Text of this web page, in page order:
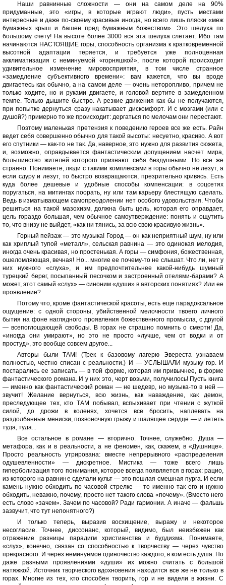
Наши равнинные сложности — они на самом деле на 90%
придуманные, это «игры, в которые играют люди», пусть местами
интересные и даже по-своему красивые иногда, но всего лишь пляски «меж
бумажных крыш и башен пред бумажным божеством». Это шелуха по
большому счету! На высоте более 3000 вся эта шелуха слетает. Ибо там
начинаются НАСТОЯЩИЕ горы, способность организма к кратковременной
высотной адаптации теряется, и требуется уже полноценная
акклиматизация с неминуемой «горняшкой», после которой происходит
удивительное изменение мировосприятия, в том числе странное
«замедление субъективного времени»: вам кажется, что вы вроде
двигаетесь как обычно, а на самом деле — очень неторопливо, причем не
только ходите, но и руками двигаете, и головой вертите в замедленном
темпе. Только дышите быстро. А резкие движения как бы не получаются,
при попытке дернуться сразу накатывает дискомфорт. И с мозгами (или с
душой?) примерно то же происходит: дергаться по мелочам они перестают.
Поэтому маленькая претензия к поведению героев все же есть. Райн
ведет себя совершенно обычно для такой высоты: несуетно, красиво. А вот
его спутники — как-то не так. Да, наверное, это нужно для развития сюжета,
и, возможно, оправдывается фантастическим допущением насчет мира,
большинство жителей которого признают себя бездушными. Но все же
странно. Понимаете, люди с такими комплексами в горы обычно не лезут, а
если сдуру и лезут, то быстро возвращаются, презрительно кривясь. Есть
куда более дешевые и удобные способы компенсации: в соцсетях
поругаться, на митингах поорать, ну или там карьеру блестящую сделать.
Ведь в изматывающем самопреодолении нет особого удовольствия. Чтобы
решиться на такой мазохизм, должна быть цель, которая его оправдает,
цель гораздо большая, чем обычное самоутверждение: понять и ощутить
то, что внизу не выйдет, «как ни тянись, за всю свою красивую жизнь».
Горный пейзаж — это музыка! Город — он как неприятный шум, ну или
как хриплый тупой «металл», сельская равнина — это одинокая мелодия,
иногда очень красивая, но простенькая. А горы — симфония, божественная,
ошеломляющая, вечная! Но... многие ее почему-то не слышат. Что ли, нет у
них нужного «слуха», и им предпочтительнее какой-нибудь шумный
турецкий берег, посыпанный песочком и застроенный отелями-барами? А
может, этот самый «слух» — синоним «души» в авторских понятиях? Или ее
проявление?
Потому что, кроме фантастической красоты, есть еще парадоксальное
ощущение: с одной стороны, убийственной мелочности твоего личного
бытия на фоне наглядного проявления божественного промысла, с другой
— всепоглощающей свободы. В горах не страшно помнить о смерти! Да,
«иногда они умирают», но это не просто «лучше, чем от водки и от
простуд», это вообще совсем другое...
Авторы были ТАМ! (Трек к базовому лагерю Эвереста узнаваем
полностью, честно списан с реальности.) И — УСЛЫШАЛИ музыку гор. И
постарались ее записать — в той форме, которая им привычнее, в форме
фантастического романа. И у них это, черт возьми, получилось! Пусть книга
— именно как фантастический роман — не шедевр, но музыка-то в ней —
звучит! Желание вернуться, всю жизнь, как наваждение, как демон,
преследующее тех, кто ТАМ побывал, вспыхивает при чтении с жуткой
силой, до дрожи в коленях, хочется все бросить, наплевать на
раздолбанные мениски, позвоночную грыжу и шалящее сердце — и лететь
туда, туда...
Все остальное в романе — вторично. Точнее, служебно. Душа —
метафора, как и в реальности, а не феномен, как, скажем, в «Душнице».
Просто реальность утрирована: вместе непрерывного «распределения
одушевленности» — дискретное. Мистика — тоже всего лишь
гиперболизация того понимания, которое всегда появляется в горах: рацио,
из которого на равнине сделали культ — это пошлая смешная пурга. И если
камень нужно обходить по часовой стрелке — то именно так его и нужно
обходить, неважно, почему, просто нет такого слова «почему». (Вместо него
есть слово «зачем». Зачем по часовой? Ради гармонии. А иначе — фальшь
зазвучит, что тут непонятного?)
И только теперь, выразив восхищение, выражу и некоторое
несогласие. Точнее, диссонанс, который, видимо, был неизбежен как
отражение разницы парадигм христианства и буддизма. Понимаете,
«слух», конечно, связан со способностью к творчеству — через чувство
прекрасного. И через неминуемое одиночество каждого, в ком есть душа. Но
даже разными проявлениями «души» их можно считать с большой
натяжкой. Источник творческого вдохновения находится все же не только в
горах. Многие из тех, кто способен творить, гор и не видели в жизни. С